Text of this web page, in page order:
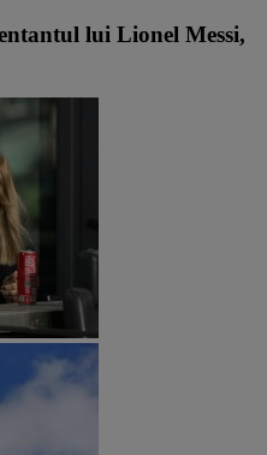
lui Lionel Messi,